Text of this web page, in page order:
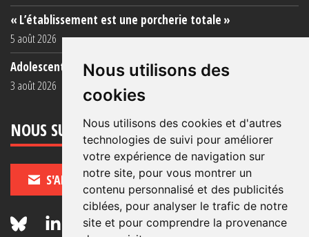
Nous utilisons des
cookies
Nous utilisons des cookies et d'autres
technologies de suivi pour améliorer
votre expérience de navigation sur
notre site, pour vous montrer un
contenu personnalisé et des publicités
ciblées, pour analyser le trafic de notre
site et pour comprendre la provenance
« L’établissement est une porcherie totale »
5 août 2026
Adolescent·es incarcéré·es : une faillite collective
3 août 2026
NOUS SUIVRE
S'ABONNER